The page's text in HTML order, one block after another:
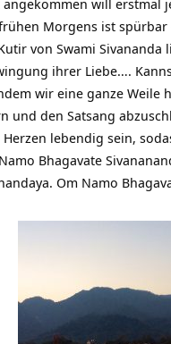
angekommen will erstmal
Morgens ist spürbar
von Swami Sivananda
ihrer Liebe….
wir eine ganze Weile
und den Satsang
lebendig sein,
Bhagavate
Om Namo